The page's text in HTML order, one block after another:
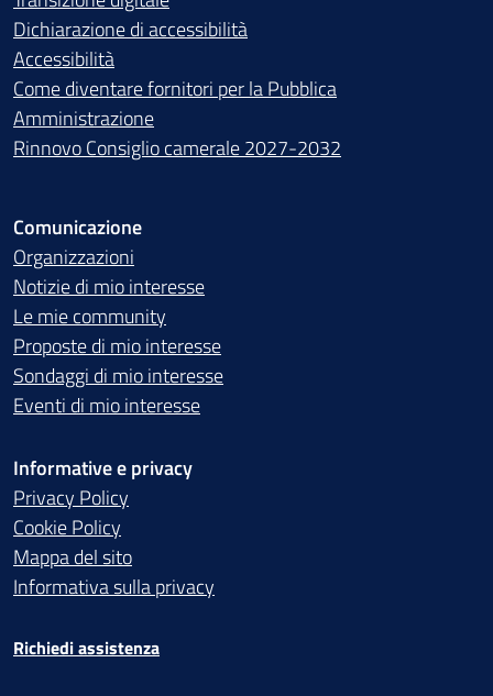
Dichiarazione di accessibilità
Accessibilità
Come diventare fornitori per la Pubblica
Amministrazione
Rinnovo Consiglio camerale 2027-2032
Comunicazione
Organizzazioni
Notizie di mio interesse
Le mie community
Proposte di mio interesse
Sondaggi di mio interesse
Eventi di mio interesse
Informative e privacy
Privacy Policy
Cookie Policy
Mappa del sito
Informativa sulla privacy
Richiedi assistenza